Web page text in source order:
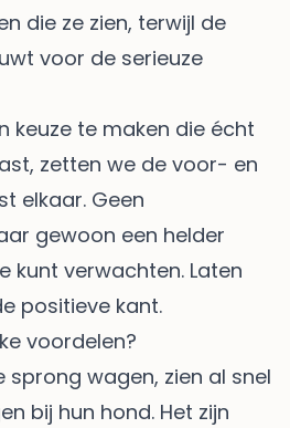
die ze zien, terwijl de
voor de serieuze
keuze te maken die écht
zetten we de voor- en
elkaar. Geen
gewoon een helder
kunt verwachten. Laten
positieve kant.
voordelen?
sprong wagen, zien al snel
bij hun hond. Het zijn